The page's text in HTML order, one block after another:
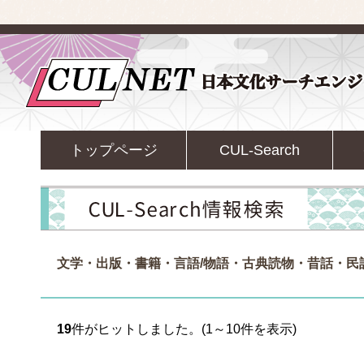
トップページ CUL-Search
文学・出版・書籍・言語/物語・古典読物・昔話・民
19件がヒットしました。(1～10件を表示)